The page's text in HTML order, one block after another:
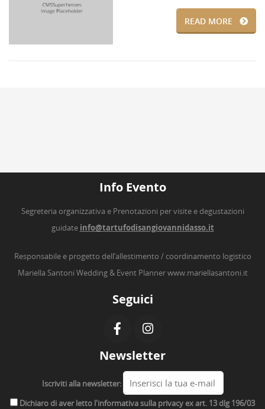
READ MORE
Info Evento
Segreteria organizzativa e Prenotazioni per visite e degustazioni
guidate info@tartufodisangiovannidasso.it
Responsabile e progetto dell’allestimento / coordinamento logistico
Mariella Santoni Wedding & Event Plannerwww.mariellasantoni.it
Seguici
Newsletter
Iscriviti alla newsletter:
Dichiaro di aver letto l'informativa sulla privacy ex art. 13 dlg 196/03